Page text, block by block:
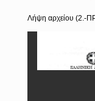
Λήψη αρχείου (2.-